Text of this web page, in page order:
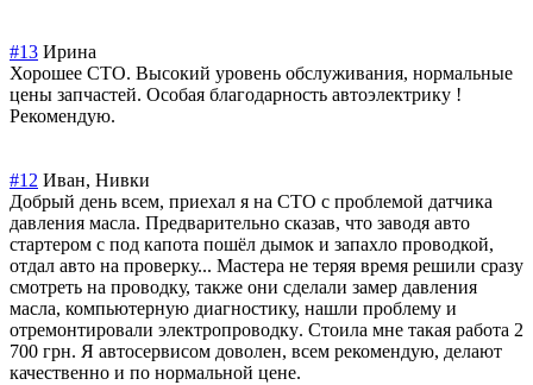
#13 Ирина
Хорошее СТО. Высокий уровень обслуживания, нормальные
цены запчастей. Особая благодарность автоэлектрику !
Рекомендую.
#12 Иван, Нивки
Добрый день всем, приехал я на СТО с проблемой датчика
давления масла. Предварительно сказав, что заводя авто
стартером с под капота пошёл дымок и запахло проводкой,
отдал авто на проверку... Мастера не теряя время решили сразу
смотреть на проводку, также они сделали замер давления
масла, компьютерную диагностику, нашли проблему и
отремонтировали электропроводку. Стоила мне такая работа 2
700 грн. Я автосервисом доволен, всем рекомендую, делают
качественно и по нормальной цене.